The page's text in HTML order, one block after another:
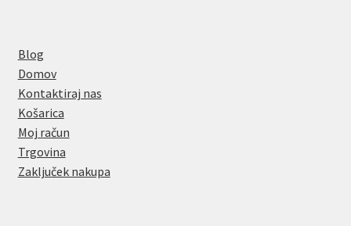
Blog
Domov
Kontaktiraj nas
Košarica
Moj račun
Trgovina
Zaključek nakupa